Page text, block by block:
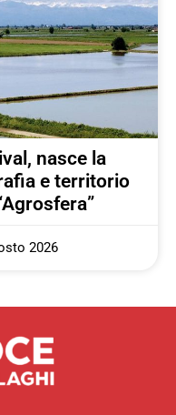
nasce la
e territorio
2026